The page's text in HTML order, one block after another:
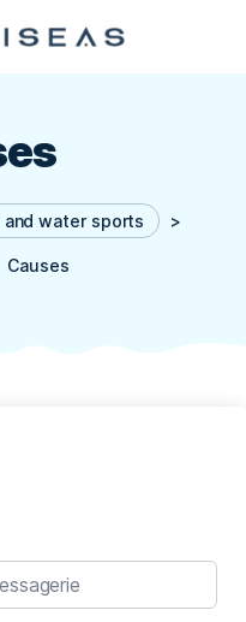
water sports >
Causes